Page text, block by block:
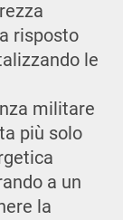
risposto
le
militare
più solo
a un
la